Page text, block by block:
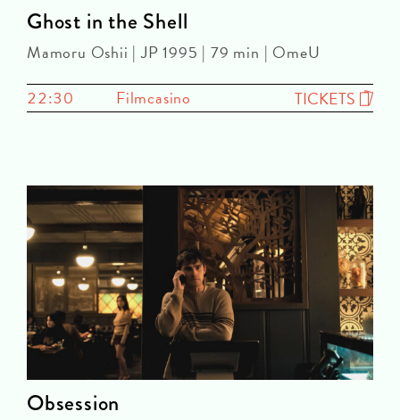
Ghost in the Shell
Mamoru Oshii | JP 1995 | 79 min | OmeU
22:30
Filmcasino TICKETS
Obsession